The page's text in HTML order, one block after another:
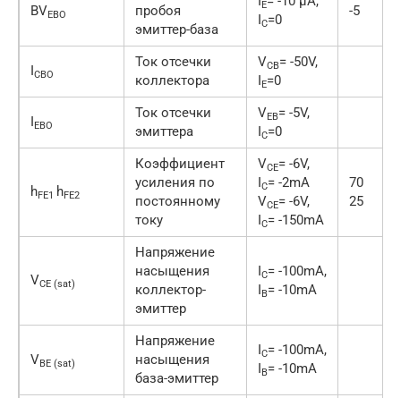
BVEBO
пробоя
эмиттер-база
E
IC=0
-5
ICBO
Ток отсечки
коллектора
VCB= -50V,
IE=0
IEBO
Ток отсечки
эмиттера
VEB= -5V,
IC=0
hFE1 hFE2
Коэффициент
усиления по
постоянному
току
VCE= -6V,
IC= -2mA
VCE= -6V,
IC= -150mA
70
25
VCE (sat)
Напряжение
насыщения
коллектор-
эмиттер
IC= -100mA,
IB= -10mA
VBE (sat)
Напряжение
насыщения
база-эмиттер
IC= -100mA,
IB= -10mA